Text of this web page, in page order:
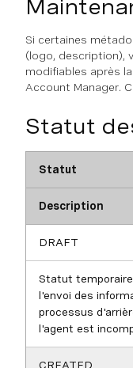
Si certaines
(logo, description),
modifiables après
Account Manager.
Statut
Statut
Description
DRAFT
Statut
l'envoi des
processus
l'agent est
CREATED